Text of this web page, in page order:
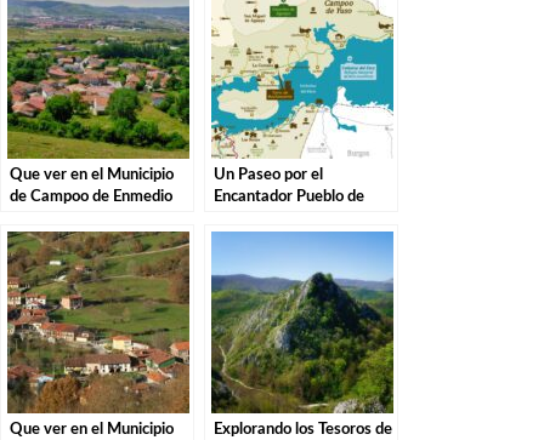
Que ver en el Municipio
de Campoo de Enmedio
Un Paseo por el
Encantador Pueblo de
Que ver en el Municipio
Explorando los Tesoros de